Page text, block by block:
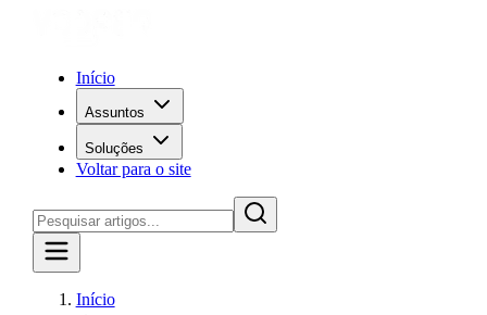
Início
Assuntos
Soluções
Voltar para o site
Início